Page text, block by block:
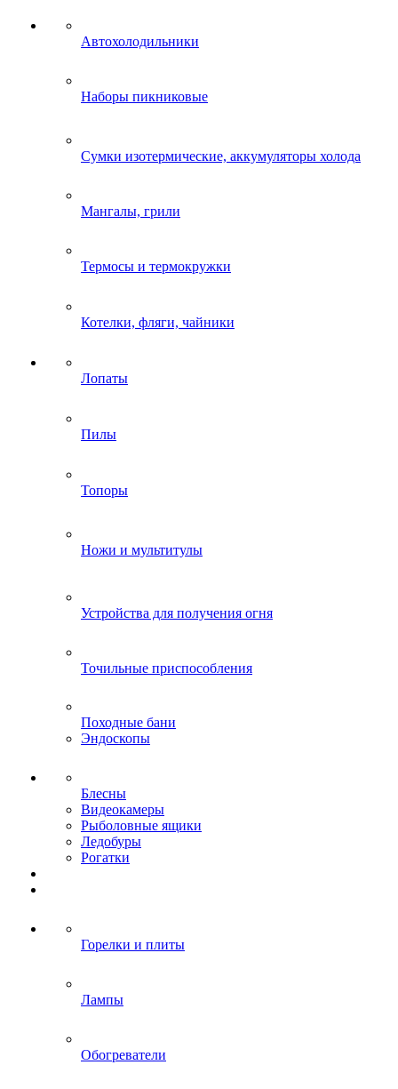
Автохолодильники
Наборы пикниковые
Сумки изотермические, аккумуляторы холода
Мангалы, грили
Термосы и термокружки
Котелки, фляги, чайники
Лопаты
Пилы
Топоры
Ножи и мультитулы
Устройства для получения огня
Точильные приспособления
Походные бани
Эндоскопы
Блесны
Видеокамеры
Рыболовные ящики
Ледобуры
Рогатки
Горелки и плиты
Лампы
Обогреватели